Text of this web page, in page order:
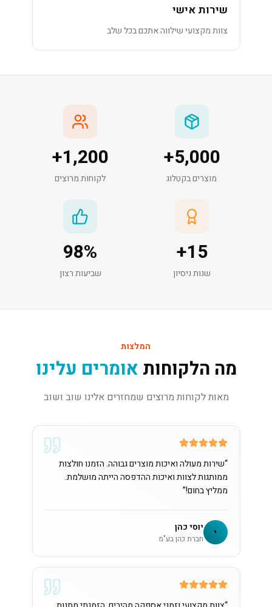
שירות אישי
צוות מקצועי שילווה אתכם בכל שלב
5,000
+
מוצרים בקטלוג
1,200
+
לקוחות מרוצים
15
+
שנות ניסיון
98%
שביעות רצון
המלצות
מה הלקוחות אומרים עלינו
מאות לקוחות מרוצים שמחזרים אלינו שוב ושוב
“שירות מעולה ואיכות מוצרים גבוהה. הזמנו חולצות
ממותגות לצוות ואיכות ההדפסה הייתה מושלמת.
ממליץ בחום!”
י יוסי כהן
חברת כהן בע"מ